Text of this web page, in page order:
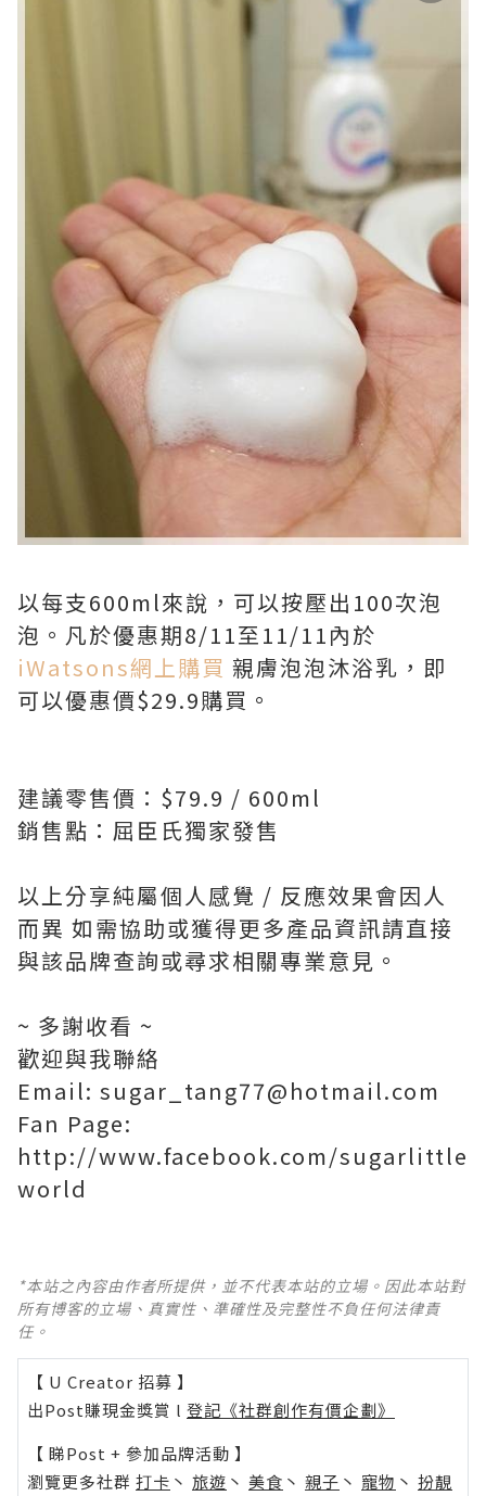
以每支600ml來說，可以按壓出100次泡
泡。凡於優惠期8/11至11/11內於
iWatsons網上購買 親膚泡泡沐浴乳，即
可以優惠價$29.9購買。
建議零售價：$79.9 / 600ml
銷售點：屈臣氏獨家發售
以上分享純屬個人感覺 / 反應效果會因人
而異 如需協助或獲得更多產品資訊請直接
與該品牌查詢或尋求相關專業意見。
~ 多謝收看 ~
歡迎與我聯絡
Email: sugar_tang77@hotmail.com
Fan Page:
http://www.facebook.com/sugarlittle
world
*本站之內容由作者所提供，並不代表本站的立場。因此本站對
所有博客的立場、真實性、準確性及完整性不負任何法律責
任。
【 U Creator 招募 】
出Post賺現金獎賞 l 登記《社群創作有價企劃》
【 睇Post + 參加品牌活動 】
瀏覽更多社群 打卡 丶 旅遊 丶 美食 丶 親子 丶 寵物 丶 扮靚